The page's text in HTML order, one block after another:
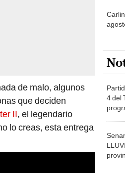
de malo, algunos
que deciden
II, el legendario
lo creas, esta entrega
4 del